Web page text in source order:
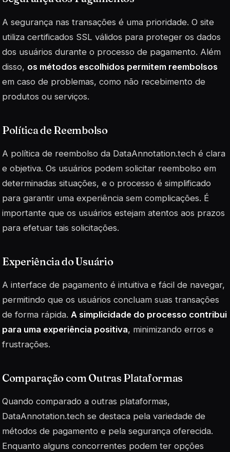
A segurança nas transações é uma prioridade. O site
utiliza certificados SSL válidos para proteger os dados
dos usuários durante o processo de pagamento. Além
disso, os métodos escolhidos permitem reembolsos
em caso de problemas, como não recebimento de
produtos ou serviços.
Política de Reembolso
A política de reembolso da DataAnnotation.tech é clara
e objetiva. Os usuários podem solicitar reembolso em
determinadas situações, e o processo é simplificado
para garantir uma experiência sem complicações. É
importante que os usuários estejam atentos aos prazos
para efetuar tais solicitações.
Experiência do Usuário
A interface de pagamento é intuitiva e fácil de navegar,
permitindo que os usuários concluam suas transações
de forma rápida. A simplicidade do processo contribui
para uma experiência positiva, minimizando erros e
frustrações.
Comparação com Outras Plataformas
Quando comparado a outras plataformas,
DataAnnotation.tech se destaca pela variedade de
métodos de pagamento e pela segurança oferecida.
Enquanto alguns concorrentes podem ter opções